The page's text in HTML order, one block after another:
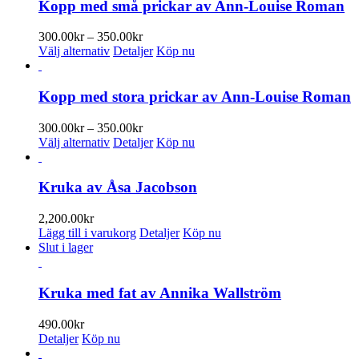
flera
varianter.
De
olika
väljas
produktsidan
Kopp med små prickar av Ann-Louise Roman
300.00kr – 350.00krPrisintervall:
300.00kr
Välj alternativ Den
har
flera
varianter.
De
olika
kan
väljas
Detaljer Köp nu
Kopp med stora prickar av Ann-Louise Roman
300.00kr – 350.00krPrisintervall:
300.00kr
Välj alternativ Den
har
De
olika
väljas
på
Detaljer Köp nu
Kruka av Åsa Jacobson
2,200.00kr
Lägg till i varukorg Detaljer Köp nu
Slut i lager
Kruka med fat av Annika Wallström
490.00kr
Detaljer Köp nu